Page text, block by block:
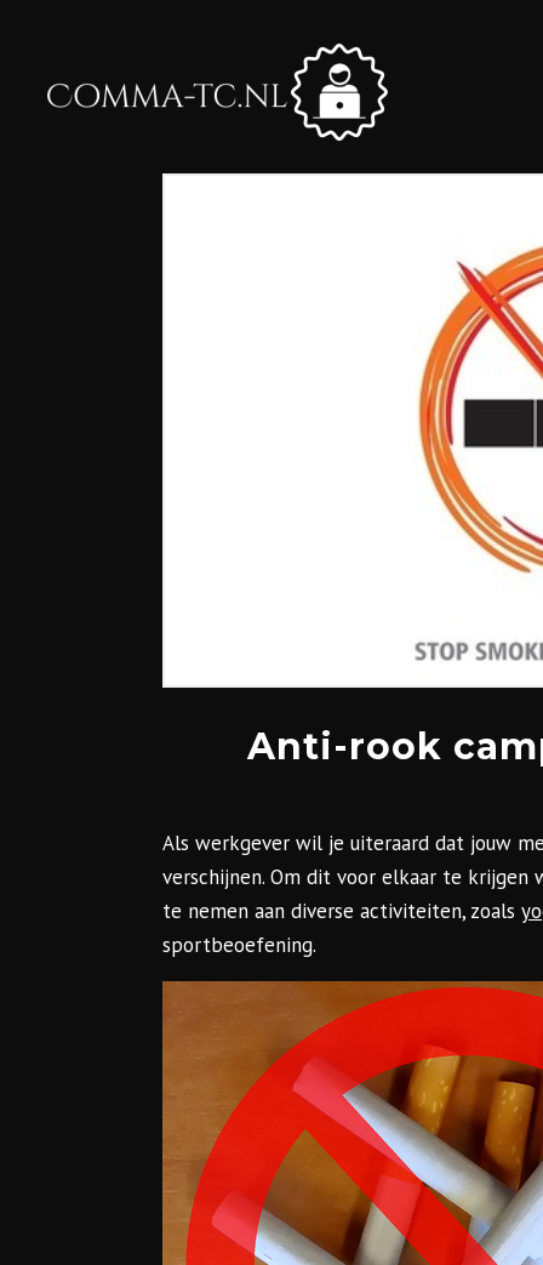
Anti-rook
Als werkgever wil je uiteraard dat jouw
verschijnen. Om dit voor elkaar te
te nemen aan diverse activiteiten, zoals
sportbeoefening.